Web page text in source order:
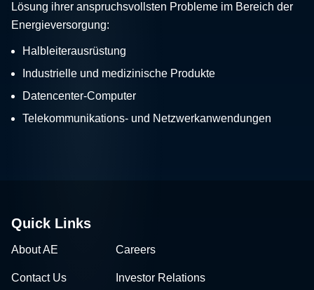
Lösung ihrer anspruchsvollsten Probleme im Bereich der
Energieversorgung:
Halbleiterausrüstung
Industrielle und medizinische Produkte
Datencenter-Computer
Telekommunikations- und Netzwerkanwendungen
Quick Links
About AE Careers
Contact Us Investor Relations